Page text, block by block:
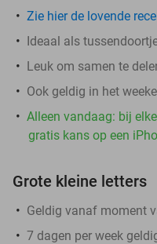
Zie hier de lovende
Ideaal als
Leuk om samen te
Ook geldig in het
Alleen vandaag: bij
gratis kans op een
Grote kleine letters
Geldig vanaf moment
7 dagen per week